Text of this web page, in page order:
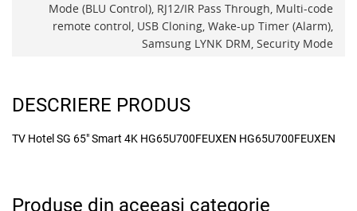
Mode (BLU Control), RJ12/IR Pass Through, Multi-code
remote control, USB Cloning, Wake-up Timer (Alarm),
Samsung LYNK DRM, Security Mode
DESCRIERE PRODUS
TV Hotel SG 65" Smart 4K HG65U700FEUXEN HG65U700FEUXEN
Produse din aceeasi categorie